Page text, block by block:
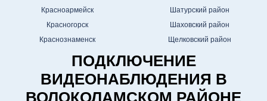
Красноармейск
Красногорск
Краснознаменск
Шатурский район
Шаховский район
Щелковский район
ПОДКЛЮЧЕНИЕ
ВИДЕОНАБЛЮДЕНИЯ В
ВОЛОКОЛАМСКОМ РАЙОНЕ